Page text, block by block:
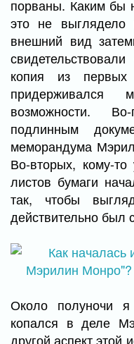
порваны. Каким бы
это не выглядело
внешний вид
копия из
возможности.
подлинным
меморандума
Во-вторых, кому-то
листов бумаги
так, чтобы
действительно был
Около полуночи
копался в деле
другой аспект этой